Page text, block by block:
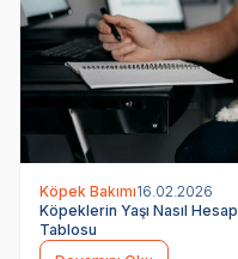
Köpek Bakımı16.02.2026
Köpeklerin Yaşı Nasıl
Tablosu